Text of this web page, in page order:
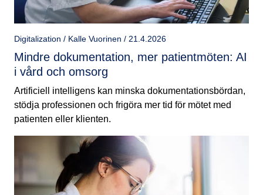
Digitalization / Kalle Vuorinen / 21.4.2026
Mindre dokumentation, mer patientmöten: AI
i vård och omsorg
Artificiell intelligens kan minska dokumentationsbördan,
stödja professionen och frigöra mer tid för mötet med
patienten eller klienten.